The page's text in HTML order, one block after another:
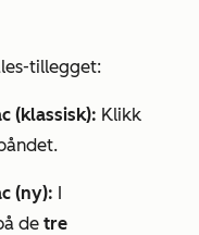
tillegget:
(klassisk): Klikk
(ny): I
de tre